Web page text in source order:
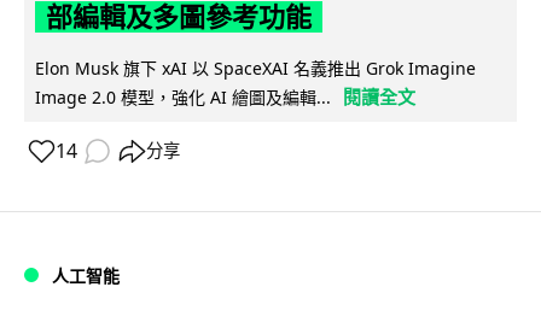
部編輯及多圖參考功能
Elon Musk 旗下 xAI 以 SpaceXAI 名義推出 Grok Imagine
Image 2.0 模型，強化 AI 繪圖及編輯...
閱讀全文
14 分享
人工智能